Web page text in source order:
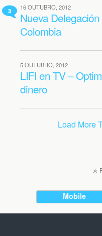
3 16 OUTUBRO, 2012
Nueva
Colombia
5 OUTUBRO, 2012
LIFI en TV –
dinero
Load More
Mobile